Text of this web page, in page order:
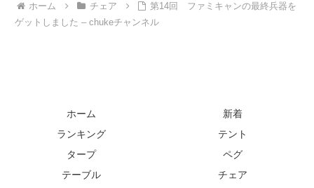
ホーム チェア
第14回 ファミキャンの最終兵器を
ゲットしました – chukeチャンネル
ホーム
新着
ランキング
テント
タープ
ペグ
テーブル
チェア